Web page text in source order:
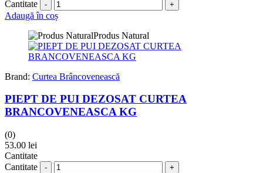
Cantitate
Adaugă în coș
Produs Natural
Brand: Curtea Brâncovenească
PIEPT DE PUI DEZOSAT CURTEA
BRANCOVENEASCA KG
(0)
53.00 lei
Cantitate
Cantitate